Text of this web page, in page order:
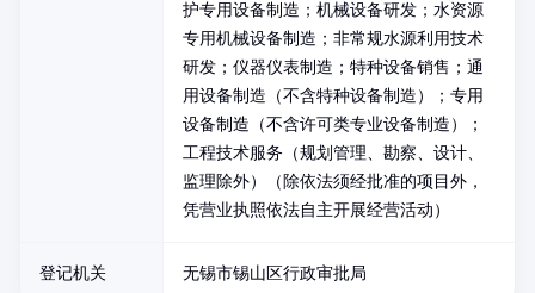
护专用设备制造；机械设备研发；水资源
专用机械设备制造；非常规水源利用技术
研发；仪器仪表制造；特种设备销售；通
用设备制造（不含特种设备制造）；专用
设备制造（不含许可类专业设备制造）；
工程技术服务（规划管理、勘察、设计、
监理除外）（除依法须经批准的项目外，
凭营业执照依法自主开展经营活动）
登记机关 无锡市锡山区行政审批局